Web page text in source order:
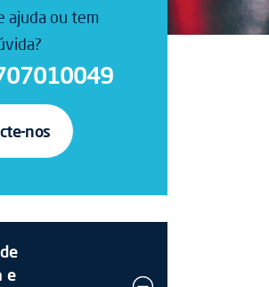
ajuda ou tem
nos
e